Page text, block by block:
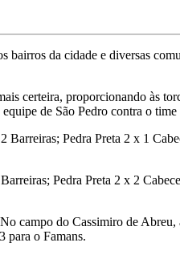
da cidade e diversas
certeira, proporcionando às
de São Pedro contra o
Pedra Preta 2 x 1
Pedra Preta 2 x 2
campo do Cassimiro de
para o Famans.